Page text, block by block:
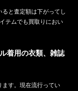
と査定額は下がってし
テムでも買取りにおい
着用の衣類、雑誌
ます。現在流行ってい